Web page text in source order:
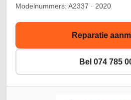
Modelnummers: A2337 · 2020
Reparatie
Bel 074 785